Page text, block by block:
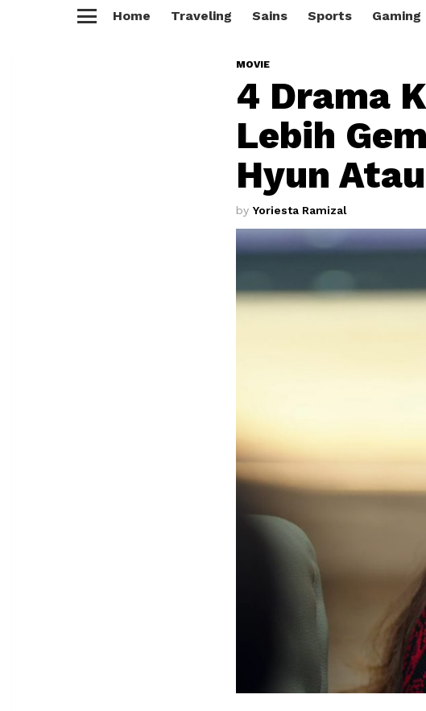
Home Traveling Sains Sports Gaming
MOVIE
4 Drama
Lebih
Hyun
by Yoriesta Ramizal